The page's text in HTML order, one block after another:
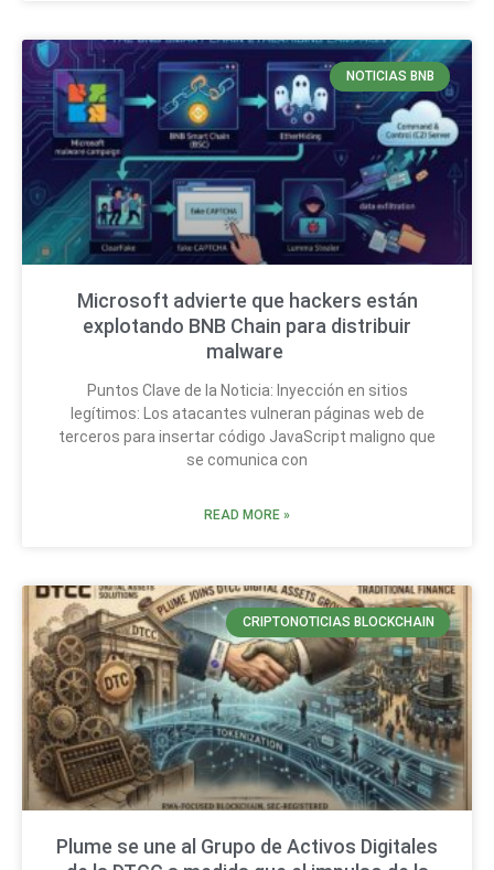
NOTICIAS BNB
Microsoft advierte que hackers están
explotando BNB Chain para distribuir
malware
Puntos Clave de la Noticia: Inyección en sitios
legítimos: Los atacantes vulneran páginas web de
terceros para insertar código JavaScript maligno que
se comunica con
READ MORE »
CRIPTONOTICIAS BLOCKCHAIN
Plume se une al Grupo de Activos Digitales